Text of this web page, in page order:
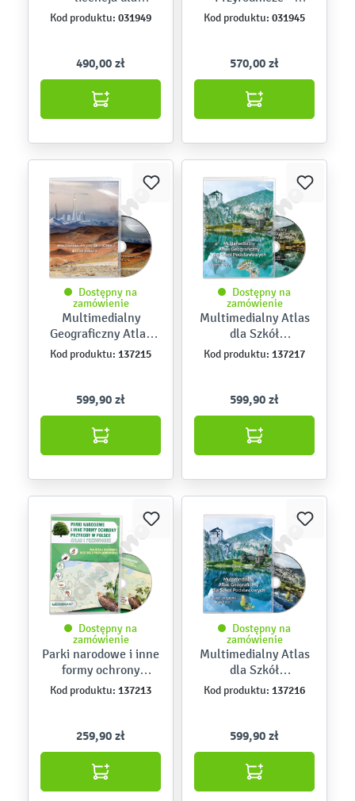
uczniów
Kod produktu: 031949
490,00 zł
Geografia, kl. 5-8
Kod produktu: 031945
570,00 zł
Dostępny na
zamówienie
Multimedialny
Geograficzny Atlas
Świata
Kod produktu: 137215
599,90 zł
Dostępny na
zamówienie
Multimedialny Atlas
dla Szkół
Podstawowych. Świat
i kontynenty
Kod produktu: 137217
599,90 zł
Dostępny na
zamówienie
Parki narodowe i inne
formy ochrony
przyrody w Polsce.
Multimedialny atlas i
Kod produktu: 137213
259,90 zł
Dostępny na
zamówienie
Multimedialny Atlas
dla Szkół
Podstawowych.
Polska i przyroda
Kod produktu: 137216
599,90 zł